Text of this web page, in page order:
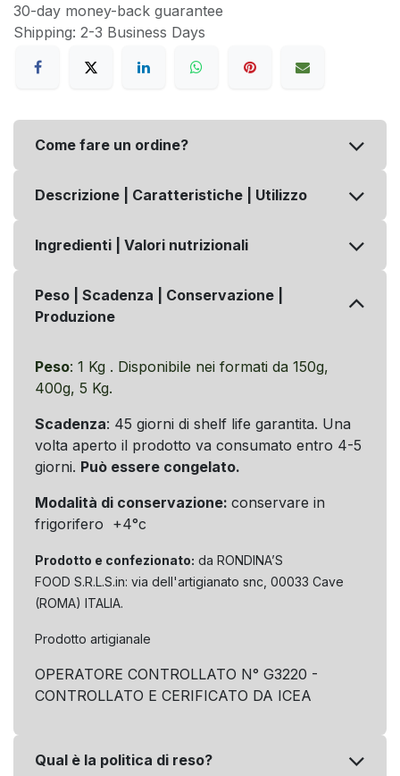
30-day money-back guarantee
Shipping: 2-3 Business Days
Come fare un ordine?
Descrizione | Caratteristiche | Utilizzo
Ingredienti | Valori nutrizionali
Peso | Scadenza | Conservazione |
Produzione
Peso: 1 Kg . Disponibile nei formati da 150g,
400g, 5 Kg.
Scadenza: 45 giorni di shelf life garantita. Una
volta aperto il prodotto va consumato entro 4-5
giorni. Può essere congelato.
Modalità di conservazione: conservare in
frigorifero +4°c
Prodotto e confezionato: da RONDINA’S
FOOD S.R.L.S.in: via dell'artigianato snc, 00033 Cave
(ROMA) ITALIA.
Prodotto artigianale
OPERATORE CONTROLLATO N° G3220 -
CONTROLLATO E CERIFICATO DA ICEA
Qual è la politica di reso?